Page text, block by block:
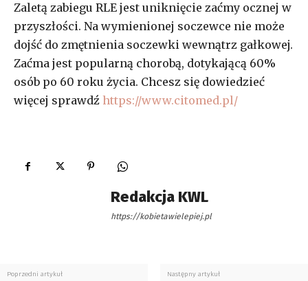
Zaletą zabiegu RLE jest uniknięcie zaćmy ocznej w
przyszłości. Na wymienionej soczewce nie może
dojść do zmętnienia soczewki wewnątrz gałkowej.
Zaćma jest popularną chorobą, dotykającą 60%
osób po 60 roku życia. Chcesz się dowiedzieć
więcej sprawdź https://www.citomed.pl/
Redakcja KWL
https://kobietawielepiej.pl
Poprzedni artykuł Następny artykuł